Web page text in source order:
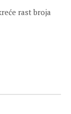
rast broja